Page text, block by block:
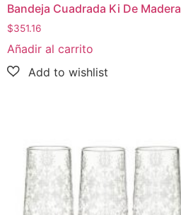
Bandeja Cuadrada Ki De Madera
$351.16
Añadir al carrito